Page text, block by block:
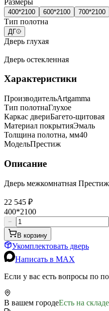
400*2100 600*2100 700*2100
Тип полотна
ДГ
Дверь глухая
Дверь остекленная
Характеристики
ПроизводительArtgamma
Тип полотнаГлухое
Каркас двериБагето-щитовая
Материал покрытияЭмаль
Толщина полотна, мм40
МодельПрестиж
Описание
Дверь межкомнатная
22 545 ₽
400*2100
−
В корзину
Укомплектовать дверь
Написать в MAX
Если у вас есть вопросы по
В вашем городеЕсть на